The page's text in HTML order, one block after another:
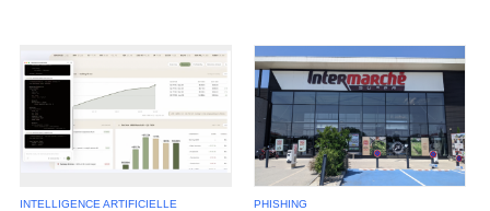
INTELLIGENCE ARTIFICIELLE PHISHING